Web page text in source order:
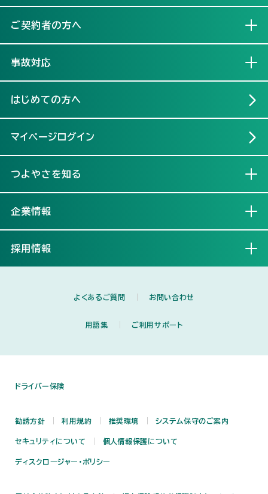
ご契約者の方へ
事故対応
はじめての方へ
マイページログイン
つよやさを知る
企業情報
採用情報
よくあるご質問 お問い合わせ
用語集 ご利用サポート
ドライバー保険
勧誘方針 利用規約 推奨環境 システム保守のご案内
セキュリティについて 個人情報保護について
ディスクロージャー・ポリシー